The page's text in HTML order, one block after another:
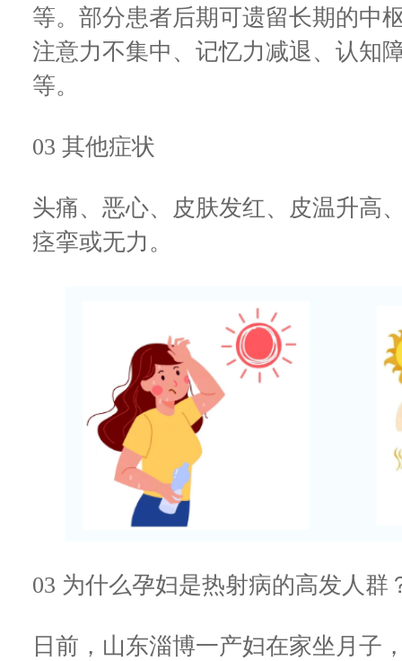
等。部分患者后期可遗留长期的中
注意力不集中、记忆力减退、认知
等。
03 其他症状
头痛、恶心、皮肤发红、皮温升高
痉挛或无力。
03 为什么孕妇是热射病的高发人群
日前，山东淄博一产妇在家坐月子